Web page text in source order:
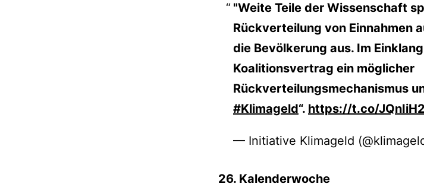
"Weite Teile der Wissenschaft
Rückverteilung von Einnahmen
die Bevölkerung aus. Im
Koalitionsvertrag ein möglicher
Rückverteilungsmechanismus
#Klimageld“. https://t.co/
— Initiative Klimageld
26. Kalenderwoche